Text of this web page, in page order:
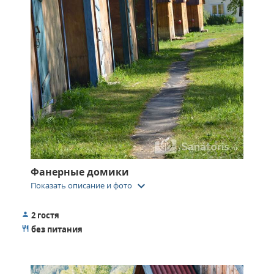
обслуживание сделают отдых незабываемым.
Фанерные домики
Показать описание и фото keyboard_arrow_down
2 гостя
без питания